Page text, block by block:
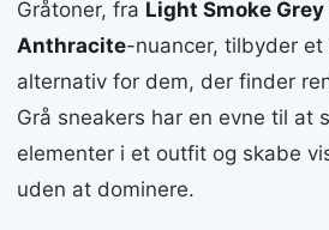
Gråtoner, fra Light Smoke Grey
Anthracite-nuancer, tilbyder
alternativ for dem, der finder
Grå sneakers har en evne til at
elementer i et outfit og skabe
uden at dominere.